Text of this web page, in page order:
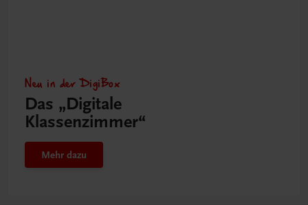
Neu in der DigiBox
Das „Digitale
Klassenzimmer“
Mehr dazu